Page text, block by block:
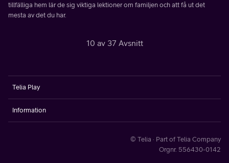
tillfälliga hem lär de sig viktiga lektioner om familjen och att få ut det
mesta av det du har.
10 av 37 Avsnitt
Telia Play
Information
© Telia · Part of Telia Company
Orgnr. 556430-0142